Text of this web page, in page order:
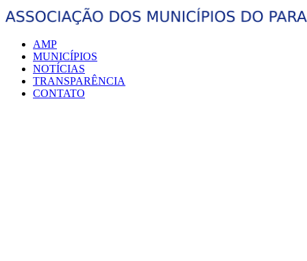
AMP
MUNICÍPIOS
NOTÍCIAS
TRANSPARÊNCIA
CONTATO